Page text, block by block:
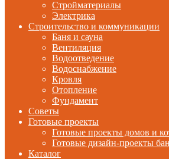
Стройматериалы
Электрика
Строительство и коммуникации
Баня и сауна
Вентиляция
Водоотведение
Водоснабжение
Кровля
Отопление
Фундамент
Советы
Готовые проекты
Готовые проекты домов и
Готовые дизайн-проекты
Каталог